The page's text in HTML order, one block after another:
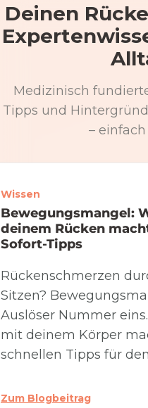
Deinen
Medizinisch
Tipps und
–
Wissen
Bewegungsmangel:
deinem Rücken
Sofort-Tipps
Rückenschmerzen
Sitzen?
Auslöser Nummer
mit deinem Körper
schnellen Tipps für
Zum Blogbeitrag